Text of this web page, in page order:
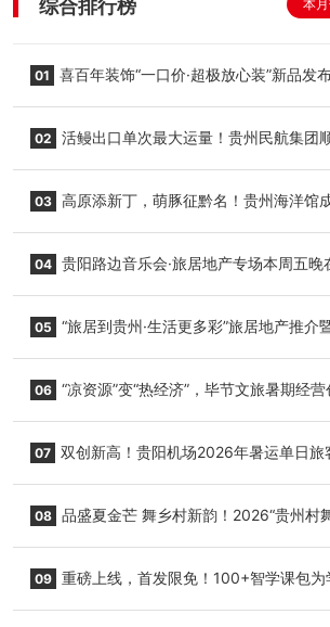
综合排行榜 本
01 喜百年装饰“一口价·超极放心装”新品发
02 活鳗出口单次最大运量！贵州民航集团
03 高原添新丁，萌豚征黔名！贵州海洋馆
04 贵阳路边音乐会·旅居地产专场本周五晚
05 “旅居到贵州·生活更多彩”旅居地产推介
06 “凉资源”变“热经济”，毕节文旅暑期经
07 双创新高！贵阳机场2026年暑运单日旅
08 品盛夏金芒 舞乡村新韵！2026“贵州村
09 重磅上线，首发限免！100+智学课包为